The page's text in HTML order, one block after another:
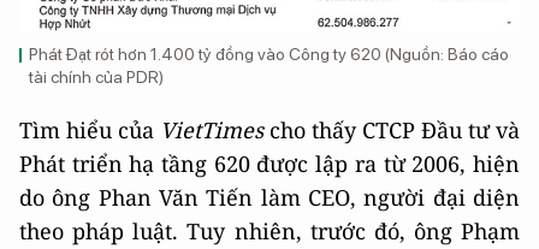
Phát Đạt rót hơn 1.400 tỷ đồng vào Công ty 620 (Nguồn: Báo cáo
tài chính của PDR)
Tìm hiểu của VietTimescho thấy CTCP Đầu tư và
Phát triển hạ tầng 620 được lập ra từ 2006, hiện
do ông Phan Văn Tiến làm CEO, người đại diện
theo pháp luật. Tuy nhiên, trước đó, ông Phạm